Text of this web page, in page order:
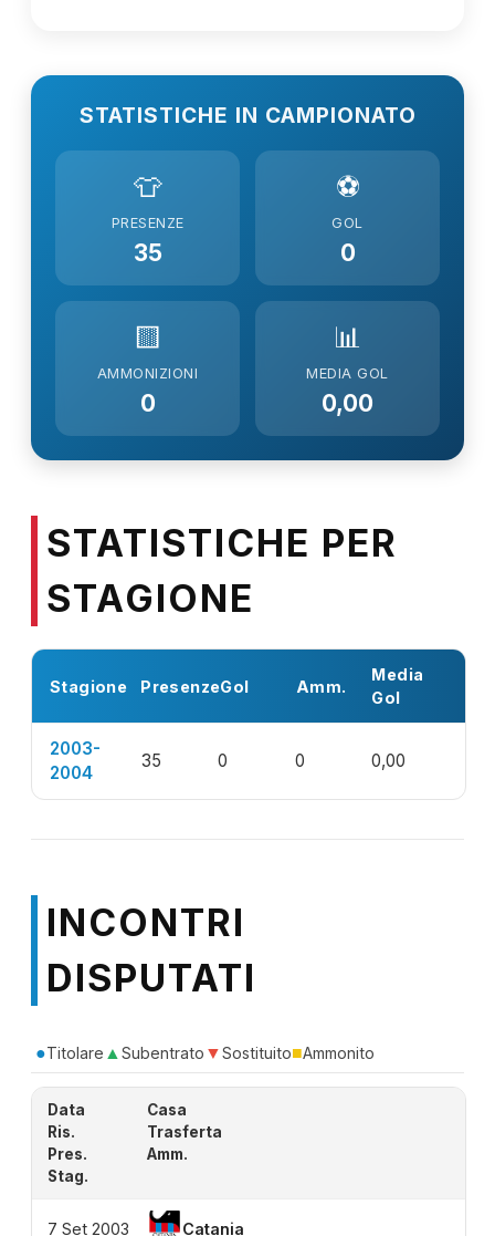
STATISTICHE IN CAMPIONATO
👕
PRESENZE
35
⚽
GOL
0
🟨
AMMONIZIONI
0
📊
MEDIA GOL
0,00
STATISTICHE PER
STAGIONE
Stagione PresenzeGol Amm.
Media
Gol
2003-
2004
35 0 0 0,00
INCONTRI
DISPUTATI
●Titolare ▲Subentrato ▼Sostituito■Ammonito
Data
Casa
Ris.
Trasferta
Pres.
Amm.
Stag.
7 Set 2003 Catania